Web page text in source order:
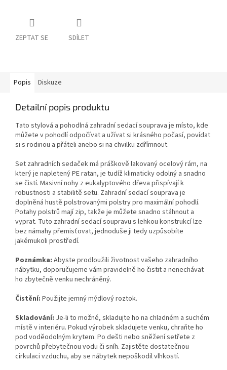
ZEPTAT SE SDÍLET
Popis Diskuze
Detailní popis produktu
Tato stylová a pohodlná zahradní sedací souprava je místo, kde
můžete v pohodlí odpočívat a užívat si krásného počasí, povídat
si s rodinou a přáteli anebo si na chvilku zdřímnout.
Set zahradních sedaček má práškově lakovaný ocelový rám, na
který je napletený PE ratan, je tudíž klimaticky odolný a snadno
se čistí. Masivní nohy z eukalyptového dřeva přispívají k
robustnosti a stabilitě setu. Zahradní sedací souprava je
doplněná hustě polstrovanými polstry pro maximální pohodlí.
Potahy polstrů mají zip, takže je můžete snadno stáhnout a
vyprat. Tuto zahradní sedací soupravu s lehkou konstrukcí lze
bez námahy přemisťovat, jednoduše ji tedy uzpůsobíte
jakémukoli prostředí.
Poznámka: Abyste prodloužili životnost vašeho zahradního
nábytku, doporučujeme vám pravidelně ho čistit a nenechávat
ho zbytečně venku nechráněný.
Čistění: Použijte jemný mýdlový roztok.
Skladování: Je-li to možné, skladujte ho na chladném a suchém
místě v interiéru. Pokud výrobek skladujete venku, chraňte ho
pod voděodolným krytem. Po dešti nebo sněžení setřete z
povrchů přebytečnou vodu či sníh. Zajistěte dostatečnou
cirkulaci vzduchu, aby se nábytek nepoškodil vlhkostí.